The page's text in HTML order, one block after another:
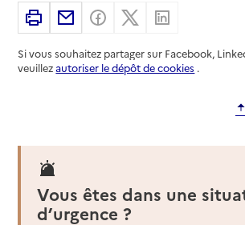
ImprimerPartager par email
Partager sur Facebook
Partager sur X
Si vous souhaitez partager sur Facebook,
veuillezautoriser le dépôt de cookies .
Vous êtes dans une
d’urgence ?